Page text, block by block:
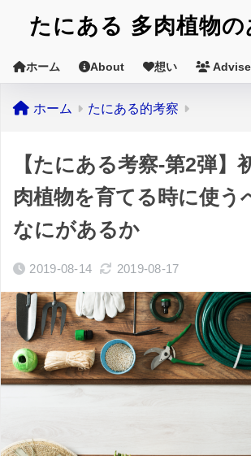
たにある 多肉植物
ホーム About 想い
ホーム たにある的考察
【たにある考察-第2弾】
肉植物を育てる時に使う
なにがあるか
2019-08-14 2019-08-17